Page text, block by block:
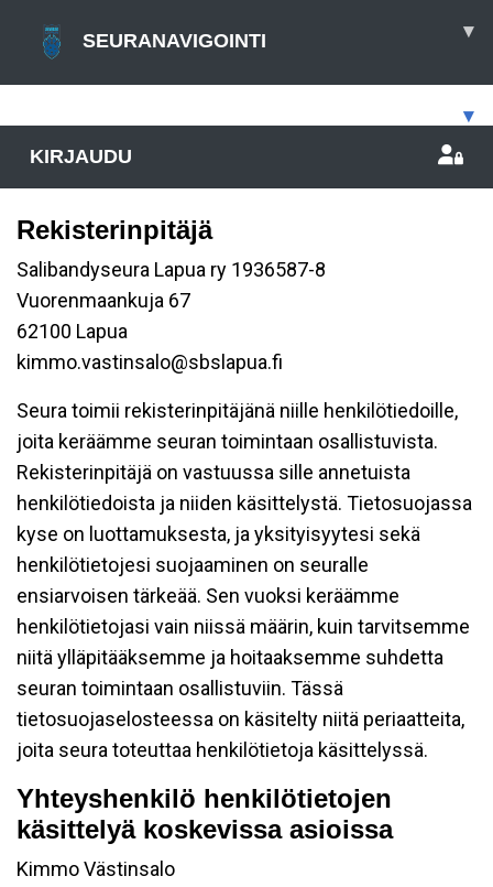
SEURANAVIGOINTI ▾
▾
KIRJAUDU
Rekisterinpitäjä
Salibandyseura Lapua ry 1936587-8
Vuorenmaankuja 67
62100 Lapua
kimmo.vastinsalo@sbslapua.fi
Seura toimii rekisterinpitäjänä niille henkilötiedoille,
joita keräämme seuran toimintaan osallistuvista.
Rekisterinpitäjä on vastuussa sille annetuista
henkilötiedoista ja niiden käsittelystä. Tietosuojassa
kyse on luottamuksesta, ja yksityisyytesi sekä
henkilötietojesi suojaaminen on seuralle
ensiarvoisen tärkeää. Sen vuoksi keräämme
henkilötietojasi vain niissä määrin, kuin tarvitsemme
niitä ylläpitääksemme ja hoitaaksemme suhdetta
seuran toimintaan osallistuviin. Tässä
tietosuojaselosteessa on käsitelty niitä periaatteita,
joita seura toteuttaa henkilötietoja käsittelyssä.
Yhteyshenkilö henkilötietojen
käsittelyä koskevissa asioissa
Kimmo Västinsalo